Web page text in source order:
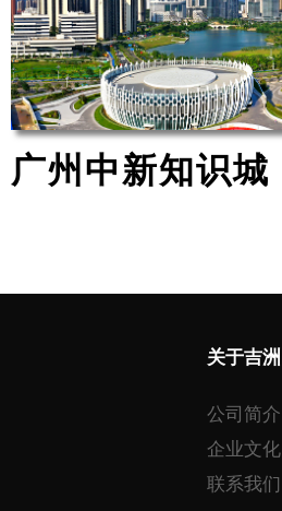
广州中新知识城
关于吉洲
公司简介
企业文化
联系我们